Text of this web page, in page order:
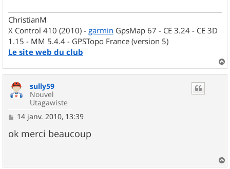
ChristianM
X Control 410 (2010) - garmin GpsMap 67 - CE 3.24 - CE 3D
1.15 - MM 5.4.4 - GPSTopo France (version 5)
Le site web du club
a
sully59
Nouvel
Utagawiste
M
s
s
e
14 janv. 2010, 13:39
ok merci beaucoup